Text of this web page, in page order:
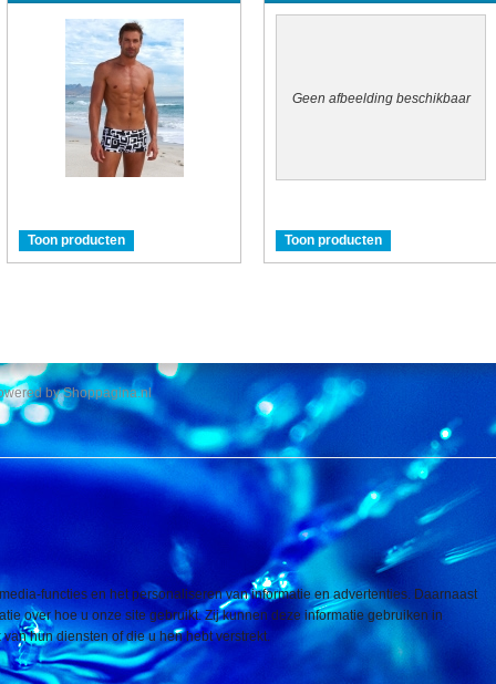
Toon producten
Geen afbeelding beschikbaar
Toon producten
by Shoppagina.nl
functies en het personaliseren van informatie en advertenties. Daarnaast
over hoe u onze site gebruikt. Zij kunnen deze informatie gebruiken in
hun diensten of die u hen hebt verstrekt.